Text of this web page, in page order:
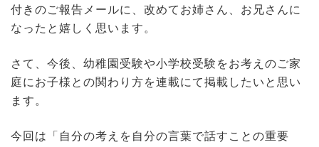
付きのご報告メールに、改めてお姉さん、お兄さんに
なったと嬉しく思います。
さて、今後、幼稚園受験や小学校受験をお考えのご家
庭にお子様との関わり方を連載にて掲載したいと思い
ます。
今回は「自分の考えを自分の言葉で話すことの重要